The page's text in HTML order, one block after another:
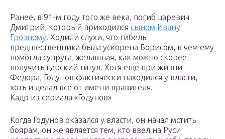
Ранее, в 91-м году того же века, погиб царевич
Дмитрий, который приходился сыном Ивану
Грозному. Ходили слухи, что гибель
предшественника была ускорена Борисом, в чем ему
помогла супруга, желавшая, как можно скорее
получить царский титул. Хотя еще при жизни
Федора, Годунов фактически находился у власти,
хоть и делал все от имени правителя.
Кадр из сериала «Годунов»
Когда Годунов оказался у власти, он начал мстить
боярам, он же является тем, кто ввел на Руси